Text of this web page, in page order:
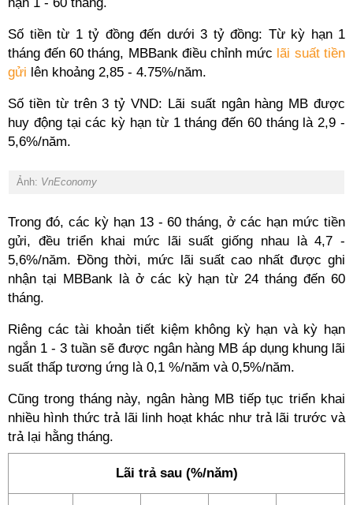
Số tiền từ 1 tỷ đồng đến dưới 3 tỷ đồng: Từ kỳ hạn 1
tháng đến 60 tháng, MBBank điều chỉnh mức lãi suất tiền
gửi lên khoảng 2,85 - 4.75%/năm.
Số tiền từ trên 3 tỷ VND: Lãi suất ngân hàng MB được
huy động tại các kỳ hạn từ 1 tháng đến 60 tháng là 2,9 -
5,6%/năm.
Ảnh: VnEconomy
Trong đó, các kỳ hạn 13 - 60 tháng, ở các hạn mức tiền
gửi, đều triển khai mức lãi suất giống nhau là 4,7 -
5,6%/năm. Đồng thời, mức lãi suất cao nhất được ghi
nhận tại MBBank là ở các kỳ hạn từ 24 tháng đến 60
tháng.
Riêng các tài khoản tiết kiệm không kỳ hạn và kỳ hạn
ngắn 1 - 3 tuần sẽ được ngân hàng MB áp dụng khung lãi
suất thấp tương ứng là 0,1 %/năm và 0,5%/năm.
Cũng trong tháng này, ngân hàng MB tiếp tục triển khai
nhiều hình thức trả lãi linh hoạt khác như trả lãi trước và
trả lại hằng tháng.
Lãi trả sau (%/năm)